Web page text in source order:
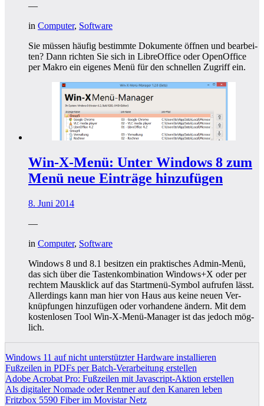
—
in Computer, Software
Sie müs­sen häu­fig bestimm­te Doku­men­te öff­nen und bear­bei­
ten? Dann rich­ten Sie sich in Libre­Of­fice oder Open­Of­fice
per Makro ein eige­nes Menü für den schnel­len Zugriff ein.
Win-X-Menü: Unter Windows 8 zum
Menü neue Einträge hinzufügen
8. Juni 2014
—
in Computer, Software
Win­dows 8 und 8.1 besit­zen ein prak­ti­sches Admin-Menü,
das sich über die Tas­ten­kom­bi­na­ti­on Windows+X oder per
rech­tem Maus­klick auf das Start­me­nü-Sym­bol auf­ru­fen lässt.
Aller­dings kann man hier von Haus aus kei­ne neu­en Ver­
knüp­fun­gen hin­zu­fü­gen oder vor­han­de­ne ändern. Mit dem
kos­ten­lo­sen Tool Win-X-Menü-Mana­ger ist das jedoch mög­
lich.
Windows 11 auf nicht unterstützter Hardware installieren
Fußzeilen in PDFs per Batch-Verarbeitung erstellen
Adobe Acrobat Pro: Fußzeilen mit Javascript-Aktion erstellen
Als digitaler Nomade oder Rentner auf den Kanaren leben
Fritzbox 5590 Fiber im Movistar Netz